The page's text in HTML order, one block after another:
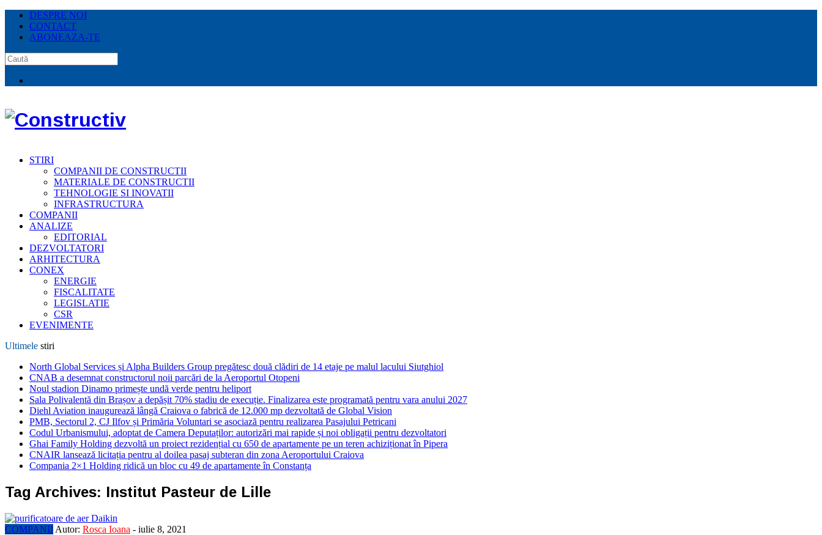
DESPRE NOI
CONTACT
ABONEAZA-TE
STIRI
COMPANII DE CONSTRUCTII
MATERIALE DE CONSTRUCTII
TEHNOLOGIE SI INOVATII
INFRASTRUCTURA
COMPANII
ANALIZE
EDITORIAL
DEZVOLTATORI
ARHITECTURA
CONEX
ENERGIE
FISCALITATE
LEGISLATIE
CSR
EVENIMENTE
Ultimele stiri
North Global Services și Alpha Builders Group pregătesc două clădiri de 14 etaje pe malul lacului Siutghiol
CNAB a desemnat constructorul noii parcări de la Aeroportul Otopeni
Noul stadion Dinamo primește undă verde pentru heliport
Sala Polivalentă din Brașov a depășit 70% stadiu de execuție. Finalizarea este programată pentru vara anului 2027
Diehl Aviation inaugurează lângă Craiova o fabrică de 12.000 mp dezvoltată de Global Vision
PMB, Sectorul 2, CJ Ilfov și Primăria Voluntari se asociază pentru realizarea Pasajului Petricani
Codul Urbanismului, adoptat de Camera Deputaților: autorizări mai rapide și noi obligații pentru dezvoltatori
Ghai Family Holding dezvoltă un proiect rezidențial cu 650 de apartamente pe un teren achiziționat în Pipera
CNAIR lansează licitația pentru al doilea pasaj subteran din zona Aeroportului Craiova
Compania 2×1 Holding ridică un bloc cu 49 de apartamente în Constanța
Tag Archives: Institut Pasteur de Lille
COMPANII Autor: Rosca Ioana - iulie 8, 2021